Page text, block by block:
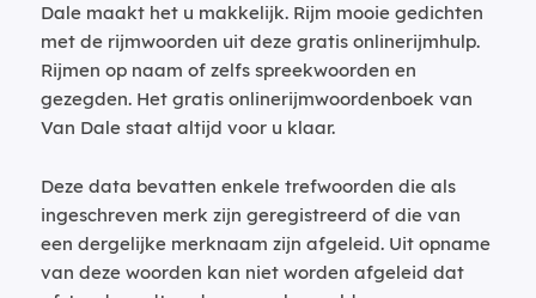
Dale maakt het u makkelijk. Rijm mooie gedichten
met de rijmwoorden uit deze gratis onlinerijmhulp.
Rijmen op naam of zelfs spreekwoorden en
gezegden. Het gratis onlinerijmwoordenboek van
Van Dale staat altijd voor u klaar.
Deze data bevatten enkele trefwoorden die als
ingeschreven merk zijn geregistreerd of die van
een dergelijke merknaam zijn afgeleid. Uit opname
van deze woorden kan niet worden afgeleid dat